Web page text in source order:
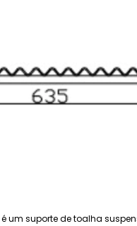
é um suporte de toalha